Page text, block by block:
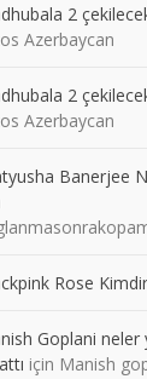
2
Azerbaycan
2
Azerbaycan
Banerjee
Rose
Goplani neler
için Manish